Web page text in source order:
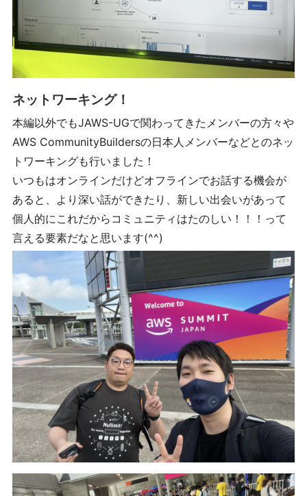
ネットワーキング！
本編以外でもJAWS-UGで関わってきたメンバーの方々や
AWS CommunityBuildersの日本人メンバーなどとのネッ
トワーキングも行いました！
いつもはオンラインだけどオフラインでお話する機会が
あると、より深い話ができたり、新しい出会いがあって
個人的にこれだからコミュニティはたのしい！！！って
言える要素だなと思います(^^)